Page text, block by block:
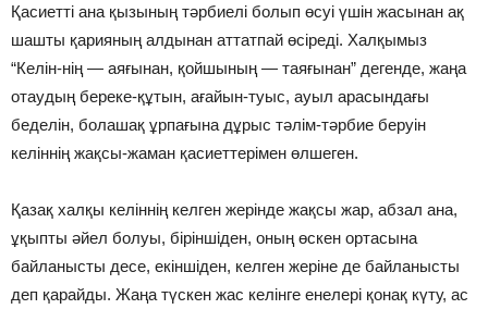
Қасиеттi ана қызының тәрбиелi болып өсуi үшiн жасынан ақ
шашты қарияның алдынан аттатпай өсiредi. Халқымыз
“Келiн-нiң — аяғынан, қойшының — таяғынан” дегенде, жаңа
отаудың береке-құтын, ағайын-туыс, ауыл арасындағы
беделiн, болашақ ұрпағына дұрыс тәлiм-тәрбие беруiн
келiннiң жақсы-жаман қасиеттерiмен өлшеген.
Қазақ халқы келiннiң келген жерiнде жақсы жар, абзал ана,
ұқыпты әйел болуы, бiрiншiден, оның өскен ортасына
байланысты десе, екiншiден, келген жерiне де байланысты
деп қарайды. Жаңа түскен жас келiнге енелерi қонақ күту, ас